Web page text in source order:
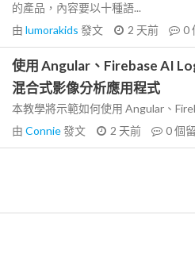
的產品，內容要以十種語...
由 lumorakids 發文 2 天前 0
使用 Angular、Firebase AI
混合式影像分析應用程式
本教學將示範如何使用 Angular、
由 Connie發文 2 天前 0個